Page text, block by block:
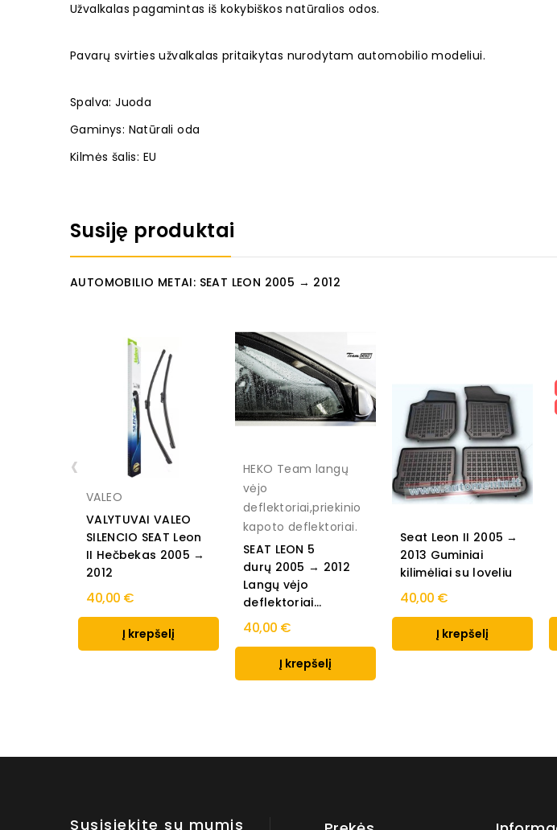
Užvalkalas pagamintas iš kokybiškos natūralios odos.
Pavarų svirties užvalkalas pritaikytas nurodytam automobilio modeliui.
Spalva: Juoda
Gaminys: Natūrali oda
Kilmės šalis: EU
Susiję produktai
AUTOMOBILIO METAI: SEAT LEON 2005 → 2012
VALEO
VALYTUVAI VALEO
SILENCIO SEAT Leon
II Hečbekas 2005 →
2012
40,00 €
Į krepšelį
HEKO Team langų
vėjo
deflektoriai,priekinio
kapoto deflektoriai.
SEAT LEON 5
durų 2005 → 2012
Langų vėjo
deflektoriai...
40,00 €
Į krepšelį
Seat Leon II 2005 →
2013 Guminiai
kilimėliai su loveliu
40,00 €
Į krepšelį
‹
Susisiekite su mumis